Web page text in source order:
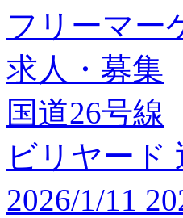
フリーマー
求人・募集
国道26号線
ビリヤード
2026/1/11